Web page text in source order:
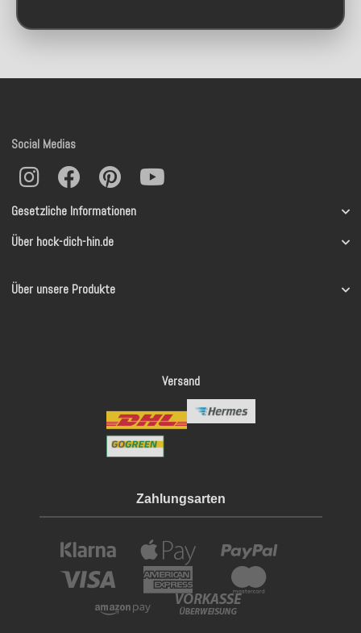
Gesetzliche Informationen
Über hock-dich-hin.de
Über unsere Produkte
Social Medias
Versand
Zahlungsarten